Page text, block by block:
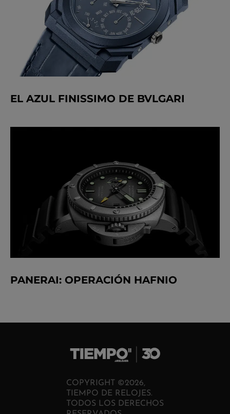
EL AZUL FINISSIMO DE BVLGARI
PANERAI: OPERACIÓN HAFNIO
COPYRIGHT ©2026,
TIEMPO DE RELOJES.
TODOS LOS DERECHOS